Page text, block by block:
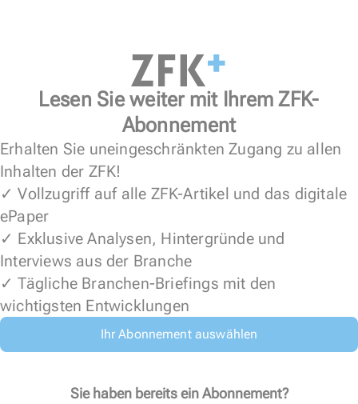
Lesen Sie weiter mit Ihrem ZFK-
Abonnement
Erhalten Sie uneingeschränkten Zugang zu allen
Inhalten der ZFK!
✓ Vollzugriff auf alle ZFK-Artikel und das digitale
ePaper
✓ Exklusive Analysen, Hintergründe und
Interviews aus der Branche
✓ Tägliche Branchen-Briefings mit den
wichtigsten Entwicklungen
Ihr Abonnement auswählen
Sie haben bereits ein Abonnement?